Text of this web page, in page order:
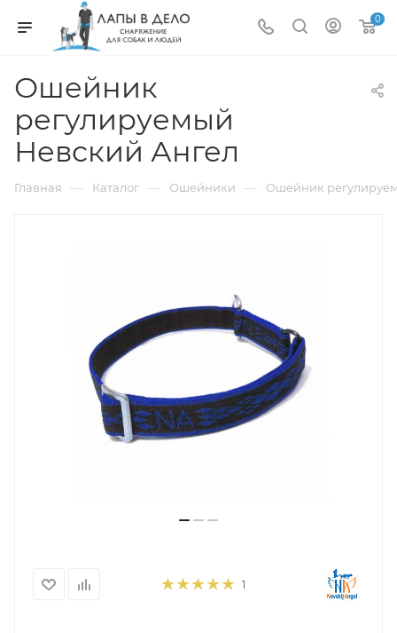
0
Ошейник
регулируемый
Невский Ангел
Главная — Каталог — Ошейники — Ошейник
1